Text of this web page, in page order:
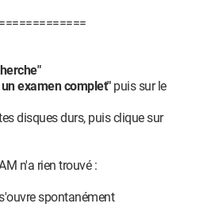
-
100
owner -
1000
-
257
examen complet"puis sur le
disques durs, puis clique sur
n'a rien trouvé :
spontanément